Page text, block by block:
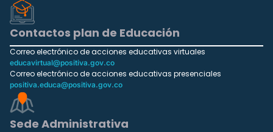
Contactos plan de Educación
Correo electrónico de acciones educativas virtuales
educavirtual@positiva.gov.co
Correo electrónico de acciones educativas presenciales
positiva.educa@positiva.gov.co
Sede Administrativa